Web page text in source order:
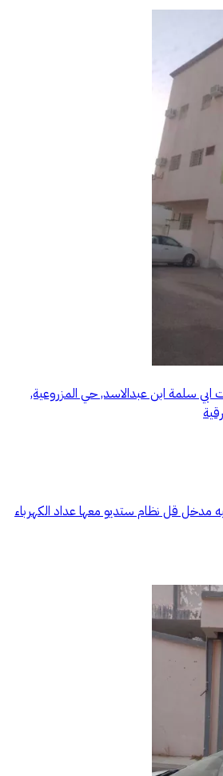
ابي سلمة ابن عبدالاسد, حي المزروعية,
مدخل قل نظام ستديو معها عداد الكهرباء